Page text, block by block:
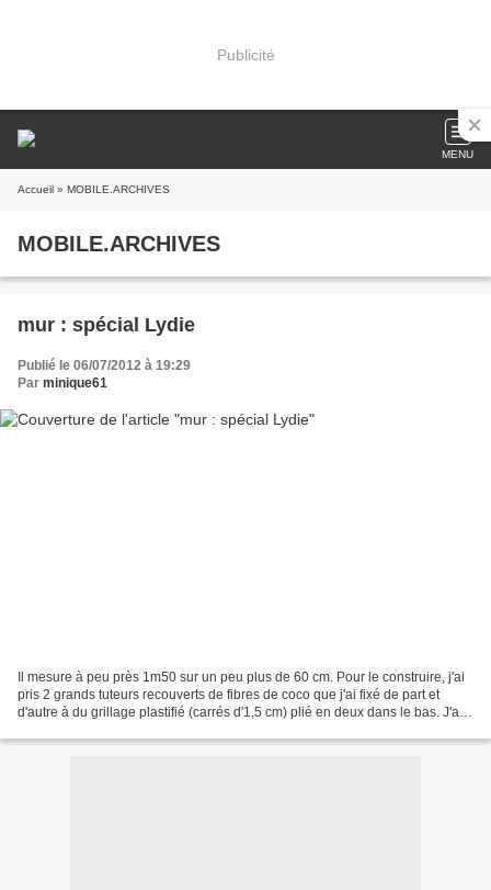
Publicité
MENU
Accueil » MOBILE.ARCHIVES
MOBILE.ARCHIVES
mur : spécial Lydie
Publié le 06/07/2012 à 19:29
Par minique61
Il mesure à peu près 1m50 sur un peu plus de 60 cm. Pour le construire, j'ai
pris 2 grands tuteurs recouverts de fibres de coco que j'ai fixé de part et
d'autre à du grillage plastifié (carrés d'1,5 cm) plié en deux dans le bas. J'ai